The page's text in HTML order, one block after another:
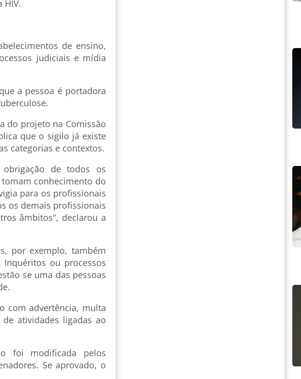
HIV.
de ensino,
judiciais e mídia
a pessoa é portadora
do projeto na Comissão
que o sigilo já existe
categorias e contextos.
de todos os
conhecimento do
para os profissionais
os demais profissionais
âmbitos", declarou a
por exemplo, também
ou processos
se uma das pessoas
com advertência, multa
atividades ligadas ao
foi modificada pelos
Se aprovado, o